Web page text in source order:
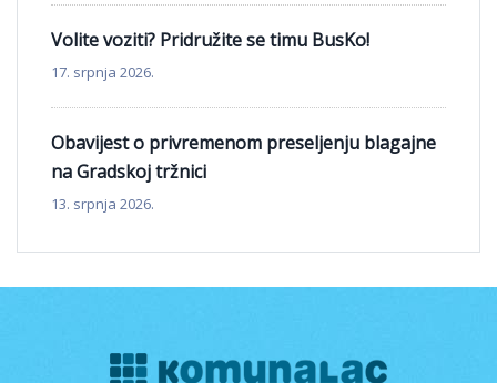
Volite voziti? Pridružite se timu BusKo!
17. srpnja 2026.
Obavijest o privremenom preseljenju blagajne
na Gradskoj tržnici
13. srpnja 2026.